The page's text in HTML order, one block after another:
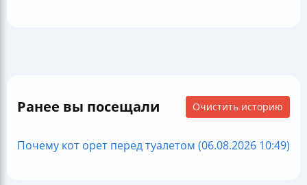
Ранее вы посещали Очистить историю
Почему кот орет перед туалетом (06.08.2026 10:49)